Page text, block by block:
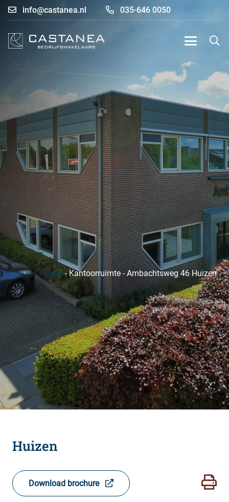
info@castanea.nl 035-646 0050
Home-Kantoorruimte-Ambachtsweg 46 Huizen
Huizen
Download brochure